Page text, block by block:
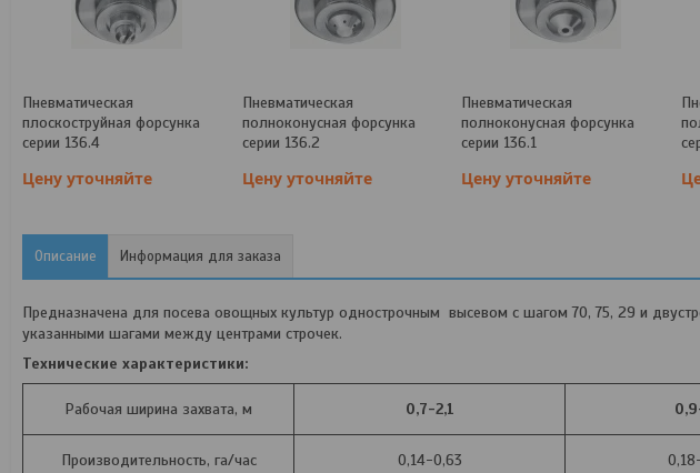
Пневматическая
плоскоструйная форсунка
серии 136.4
Цену уточняйте
Пневматическая
полноконусная форсунка
серии 136.2
Цену уточняйте
Пневматическая
полноконусная форсунка
серии 136.1
Цену уточняйте
Описание Информация для заказа
Предназначена для посева овощных культур однострочным высевом с шагом 70, 75, 29 и
указанными шагами между центрами строчек.
Технические характеристики:
Рабочая ширина захвата, м 0,7-2,1
Производительность, га/час 0,14-0,63